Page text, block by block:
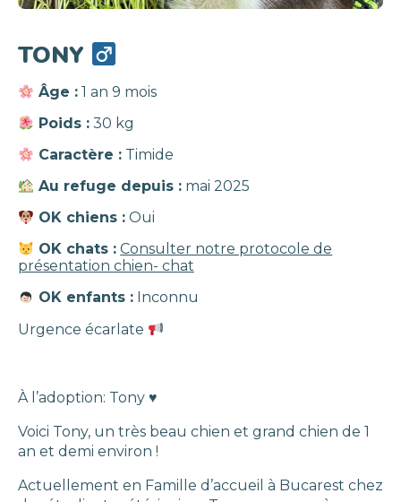
TONY
Âge : 1 an 9 mois
Poids : 30 kg
Caractère : Timide
Au refuge depuis : mai 2025
OK chiens : Oui
OK chats : Consulter notre protocole de
présentation chien- chat
OK enfants : Inconnu
Urgence écarlate
À l’adoption: Tony ♥️
Voici Tony, un très beau chien et grand chien de 1
an et demi environ !
Actuellement en Famille d’accueil à Bucarest chez